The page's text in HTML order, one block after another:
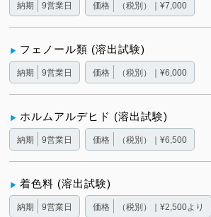
納期 9営業日 価格 （税別）｜¥7,000
フェノール類 (溶出試験)
納期 9営業日 価格 （税別）｜¥6,000
ホルムアルデヒド (溶出試験)
納期 9営業日 価格 （税別）｜¥6,500
着色料 (溶出試験)
納期 9営業日 価格 （税別）｜¥2,500より